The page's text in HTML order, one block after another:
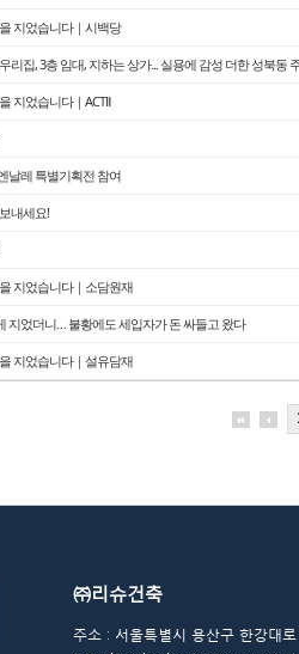
지었습니다｜시백당
리집, 3층 임대, 지하는 상가... 실용에 감성 더한 성북동
지었습니다｜ACTⅡ
날레 특별기획전 참여
내세요!
지었습니다｜소담원재
지었더니… 불황에도 세입자가 돈 싸들고 왔다
지었습니다｜설유담재
㈜리슈건축
주소 : 서울특별시 용산구 한강대